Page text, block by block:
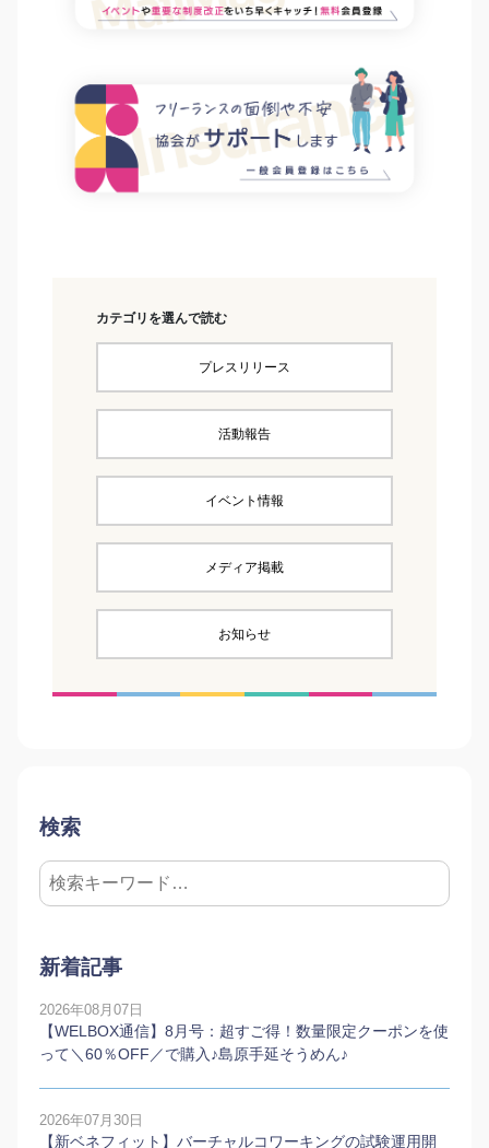
カテゴリを選んで読む
プレスリリース
活動報告
イベント情報
メディア掲載
お知らせ
検索
新着記事
2026年08月07日
【WELBOX通信】8月号：超すご得！数量限定クーポンを使
って＼60％OFF／で購入♪島原手延そうめん♪
2026年07月30日
【新ベネフィット】バーチャルコワーキングの試験運用開